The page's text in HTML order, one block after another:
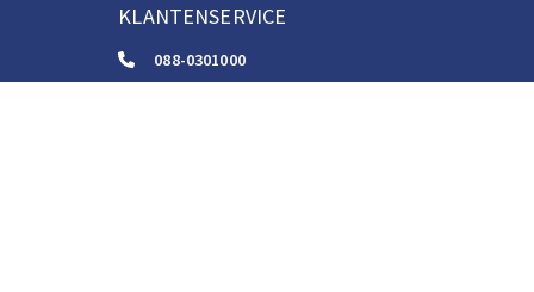
KLANTENSERVICE
088-0301000